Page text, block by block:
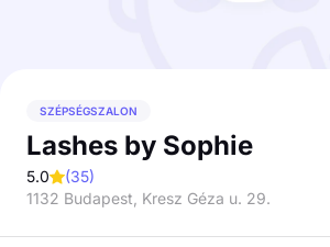
SZÉPSÉGSZALON
Lashes by Sophie
5.0 (35)
1132 Budapest, Kresz Géza u. 29.